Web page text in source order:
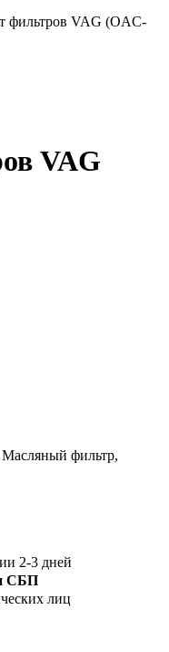
фильтров VAG (OAC-
VAG
фильтр,
2-3 дней
СБП
лиц